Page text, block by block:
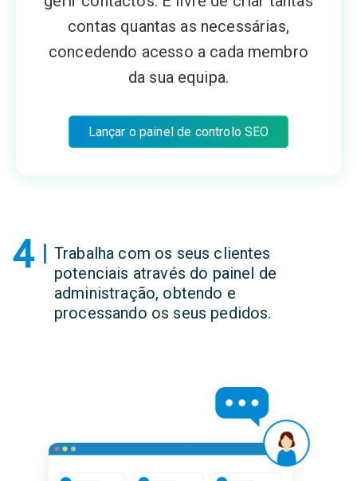
contas quantas as necessárias,
concedendo acesso a cada membro
da sua equipa.
Lançar o painel de controlo SEO
4
Trabalha com os seus clientes
potenciais através do painel de
administração, obtendo e
processando os seus pedidos.